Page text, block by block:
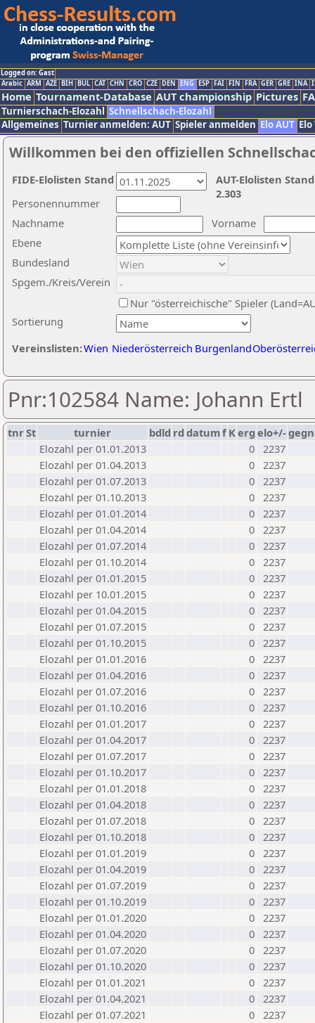
Logged on: Gast
Arabic ARM AZE BIH BUL CAT CHN CRO CZE DEN ENG ESP FAI FIN FRA GER GRE INA
Home Tournament-Database AUT championship Pictures
Turnierschach-Elozahl Schnellschach-Elozahl
Allgemeines Turnier anmelden: AUT Spieler anmelden Elo AUT
Willkommen bei den offiziellen
Nachname
Vorname
Ebene
Sortierung
Personennummer
Bundesland
Spgem./Kreis/Verein
Nur "österreichische" Spieler
Vereinslisten:Wien Niederösterreich Burgenland
AUT-Elolisten
2.303
FIDE-Elolisten Stand
Pnr:102584 Name: Johann Ertl
tnrSt turnier bdld rd datumf Kerg elo+/-
Elozahl per 01.01.2013
0 2237
Elozahl per 01.04.2013
0 2237
Elozahl per 01.07.2013
0 2237
Elozahl per 01.10.2013
0 2237
Elozahl per 01.01.2014
0 2237
Elozahl per 01.04.2014
0 2237
Elozahl per 01.07.2014
0 2237
Elozahl per 01.10.2014
0 2237
Elozahl per 01.01.2015
0 2237
Elozahl per 10.01.2015
0 2237
Elozahl per 01.04.2015
0 2237
Elozahl per 01.07.2015
0 2237
Elozahl per 01.10.2015
0 2237
Elozahl per 01.01.2016
0 2237
Elozahl per 01.04.2016
0 2237
Elozahl per 01.07.2016
0 2237
Elozahl per 01.10.2016
0 2237
Elozahl per 01.01.2017
0 2237
Elozahl per 01.04.2017
0 2237
Elozahl per 01.07.2017
0 2237
Elozahl per 01.10.2017
0 2237
Elozahl per 01.01.2018
0 2237
Elozahl per 01.04.2018
0 2237
Elozahl per 01.07.2018
0 2237
Elozahl per 01.10.2018
0 2237
Elozahl per 01.01.2019
0 2237
Elozahl per 01.04.2019
0 2237
Elozahl per 01.07.2019
0 2237
Elozahl per 01.10.2019
0 2237
Elozahl per 01.01.2020
0 2237
Elozahl per 01.04.2020
0 2237
Elozahl per 01.07.2020
0 2237
Elozahl per 01.10.2020
0 2237
Elozahl per 01.01.2021
0 2237
Elozahl per 01.04.2021
0 2237
Elozahl per 01.07.2021
0 2237